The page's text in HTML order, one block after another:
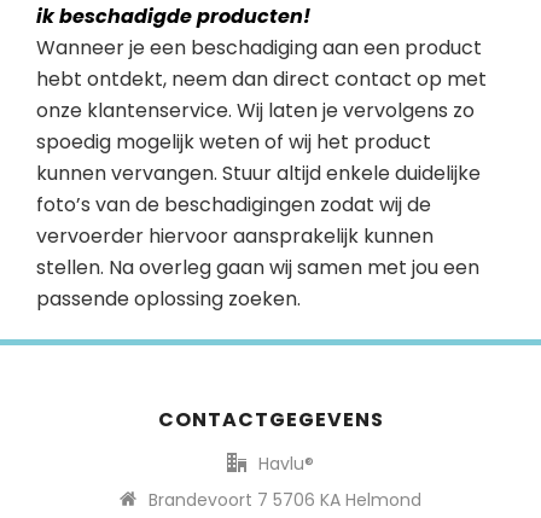
ik beschadigde producten!
Wanneer je een beschadiging aan een product
hebt ontdekt, neem dan direct contact op met
onze klantenservice. Wij laten je vervolgens zo
spoedig mogelijk weten of wij het product
kunnen vervangen. Stuur altijd enkele duidelijke
foto’s van de beschadigingen zodat wij de
vervoerder hiervoor aansprakelijk kunnen
stellen. Na overleg gaan wij samen met jou een
passende oplossing zoeken.
CONTACTGEGEVENS
Havlu®
Brandevoort 7 5706 KA Helmond